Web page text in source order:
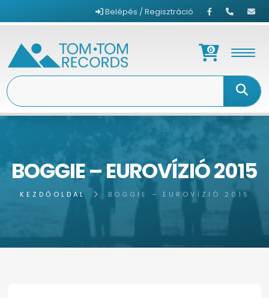
Belépés / Regisztráció
0
BOGGIE – EUROVÍZIÓ 2015
KEZDŐOLDAL BOGGIE – EUROVÍZIÓ 2015